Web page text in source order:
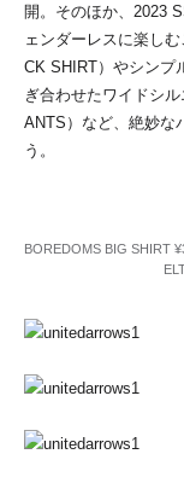
開。そのほか、2023
ェンダーレスに楽し
CK SHIRT）やシンプ
ぎ合わせたワイドシ
ANTS）など、絶妙な
う。
BOREDOMS BIG SHIRT